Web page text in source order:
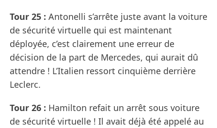
Tour 25 : Antonelli s’arrête juste avant la voiture
de sécurité virtuelle qui est maintenant
déployée, c’est clairement une erreur de
décision de la part de Mercedes, qui aurait dû
attendre ! L’Italien ressort cinquième derrière
Leclerc.
Tour 26 : Hamilton refait un arrêt sous voiture
de sécurité virtuelle ! Il avait déjà été appelé au